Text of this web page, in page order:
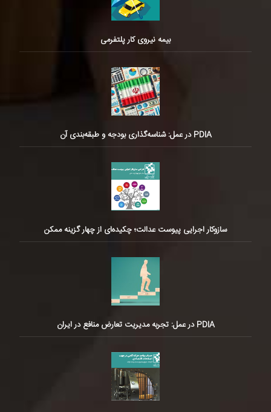
بیمه نیروی کار پلتفرمی
PDIA در عمل: شناسه‌گذاری بودجه و طبقه‌بندی آن
سازوکار اجرایی پیوست عدالت؛ چکیده‌ای از چهار گزینه ممکن
PDIA در عمل: تجربه مدیریت تعارض منافع در ایران